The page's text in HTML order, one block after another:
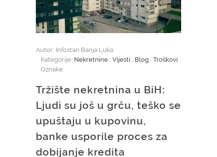
Autor: Infostan Banja Luka
Kategorije: Nekretnine Vijesti Blog Troškovi
Oznake:
Tržište nekretnina u BiH:
Ljudi su još u grču, teško se
upuštaju u kupovinu,
banke usporile proces za
dobijanje kredita